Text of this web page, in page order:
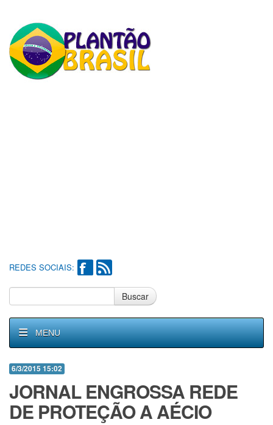
REDES SOCIAIS:
Buscar
MENU
6/3/2015 15:02
JORNAL ENGROSSA REDE
DE PROTEÇÃO A AÉCIO